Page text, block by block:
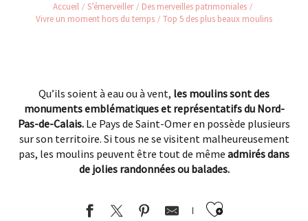
Accueil S’émerveiller
Des merveilles patrimoniales
Vivre un moment hors du temps
Top 5 des plus beaux moulins
Qu’ils soient à eau ou à vent, les moulins sont des
monuments emblématiques et représentatifs du Nord-
Pas-de-Calais. Le Pays de Saint-Omer en possède plusieurs
sur son territoire. Si tous ne se visitent malheureusement
pas, les moulins peuvent être tout de même admirés dans
de jolies randonnées ou balades.
Ajouter